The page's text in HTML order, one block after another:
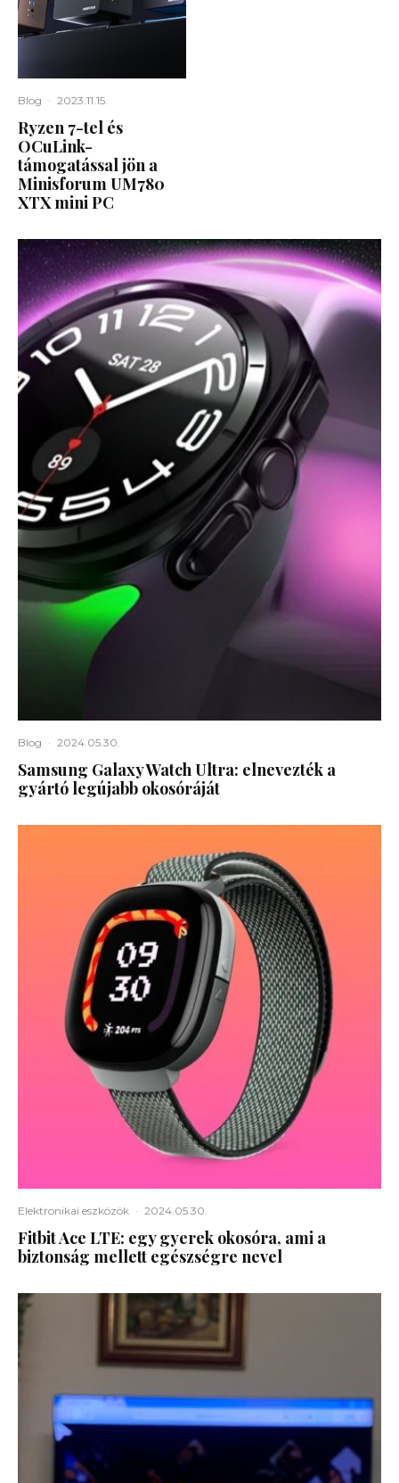
Blog · 2023.11.15.
Ryzen 7-tel és
OCuLink-
támogatással jön a
Minisforum UM780
XTX mini PC
Blog · 2024.05.30.
Samsung Galaxy Watch Ultra: elnevezték a
gyártó legújabb okosóráját
Elektronikai eszközök · 2024.05.30.
Fitbit Ace LTE: egy gyerek okosóra, ami a
biztonság mellett egészségre nevel